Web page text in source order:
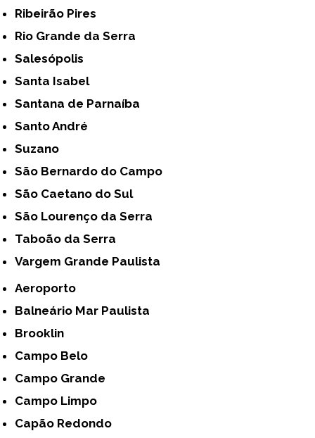
Ribeirão Pires
Rio Grande da Serra
Salesópolis
Santa Isabel
Santana de Parnaíba
Santo André
Suzano
São Bernardo do Campo
São Caetano do Sul
São Lourenço da Serra
Taboão da Serra
Vargem Grande Paulista
Aeroporto
Balneário Mar Paulista
Brooklin
Campo Belo
Campo Grande
Campo Limpo
Capão Redondo